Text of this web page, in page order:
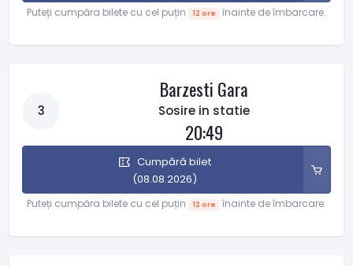
Puteți cumpăra bilete cu cel puțin 12 ore înainte de îmbarcare.
3
Barzesti Gara
Sosire in statie
20:49
Cumpără bilet
(08.08.2026)
Puteți cumpăra bilete cu cel puțin 12 ore înainte de îmbarcare.